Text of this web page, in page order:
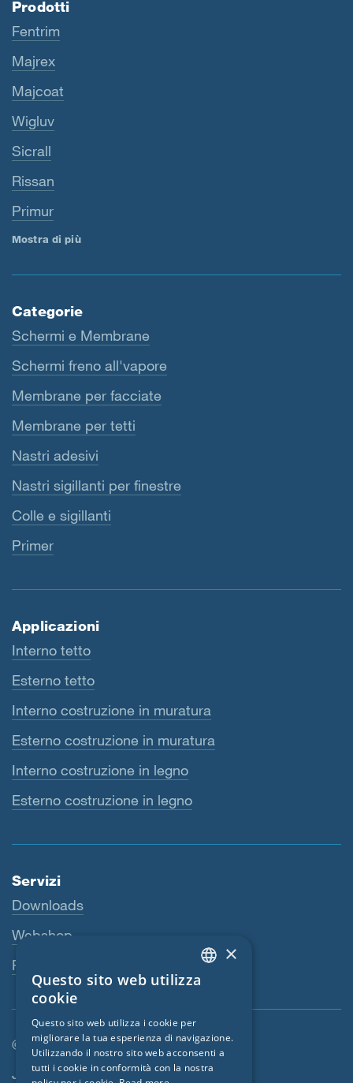
Prodotti
Fentrim
Majrex
Majcoat
Wigluv
Sicrall
Rissan
Primur
Mostra di più
Categorie
Schermi e Membrane
Schermi freno all'vapore
Membrane per facciate
Membrane per tetti
Nastri adesivi
Nastri sigillanti per finestre
Colle e sigillanti
Primer
Applicazioni
Interno tetto
Esterno tetto
Interno costruzione in muratura
Esterno costruzione in muratura
Interno costruzione in legno
Esterno costruzione in legno
Servizi
Downloads
Webshop
Persona di riferimento
© SIGA 2026
Area di navigazione footer
Jobs
ENGLISH
FRENCH
CZECH
×
Questo sito web utilizza
cookie
Questo sito web utilizza i cookie per
migliorare la tua esperienza di navigazione.
Utilizzando il nostro sito web acconsenti a
tutti i cookie in conformità con la nostra